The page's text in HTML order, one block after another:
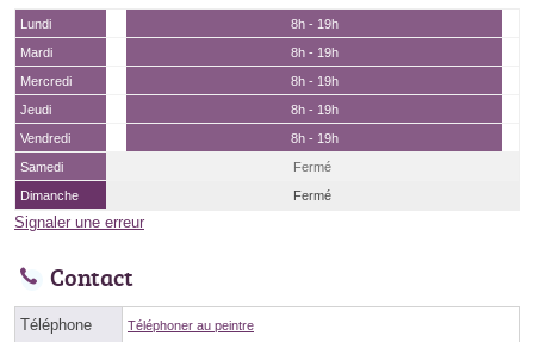
Lundi
8h - 19h
Mardi
8h - 19h
Mercredi
8h - 19h
Jeudi
8h - 19h
Vendredi
8h - 19h
Samedi
Fermé
Dimanche
Fermé
Signaler une erreur
Contact
Téléphone Téléphoner au peintre